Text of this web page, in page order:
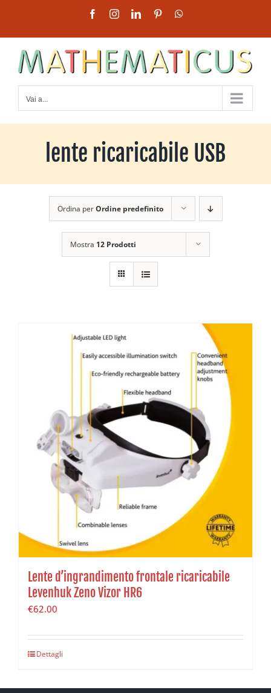
contenuto
FacebookInstagramLinkedInPinterest
Vai a...
lente ricaricabile USB
Ordina perOrdine predefinito
Mostra 12 Prodotti
Lente d’ingrandimento frontale ricaricabile
Levenhuk Zeno Vizor HR6
€62.00
Dettagli